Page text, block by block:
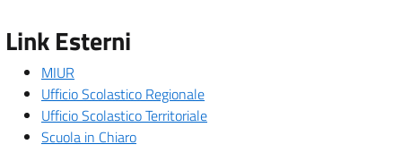
Link Esterni
MIUR
Ufficio Scolastico Regionale
Ufficio Scolastico Territoriale
Scuola in Chiaro